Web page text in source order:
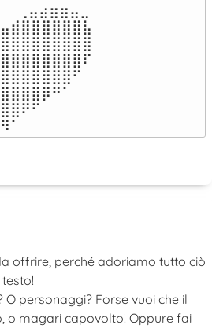
⠀⢀⣤⣴⣶⣶⣤⣀⠀
offrire, perché adoriamo tutto ciò
O personaggi? Forse vuoi che il
o magari capovolto! Oppure fai